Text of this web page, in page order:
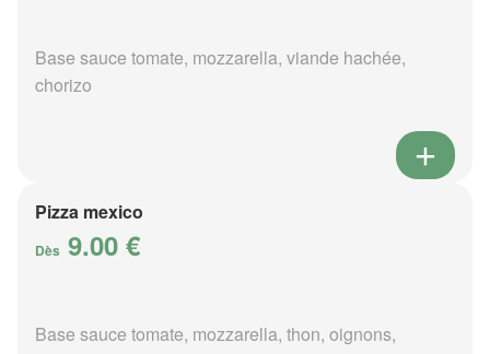
Base sauce tomate, mozzarella, viande hachée,
chorizo
Pizza mexico
Dès 9.00 €
Base sauce tomate, mozzarella, thon, oignons,